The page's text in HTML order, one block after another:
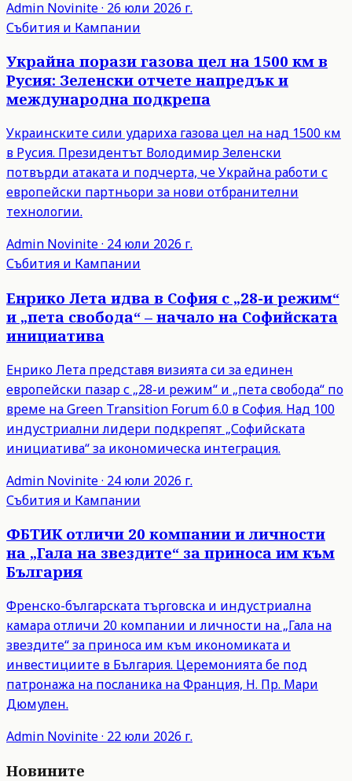
Admin Novinite· 26 юли 2026 г.
Събития и Кампании
Украйна порази газова цел на 1500 км в
Русия: Зеленски отчете напредък и
международна подкрепа
Украинските сили удариха газова цел на над 1500 км
в Русия. Президентът Володимир Зеленски
потвърди атаката и подчерта, че Украйна работи с
европейски партньори за нови отбранителни
технологии.
Admin Novinite· 24 юли 2026 г.
Събития и Кампании
Енрико Лета идва в София с „28-и режим“
и „пета свобода“ – начало на Софийската
инициатива
Енрико Лета представя визията си за единен
европейски пазар с „28-и режим“ и „пета свобода“ по
време на Green Transition Forum 6.0 в София. Над 100
индустриални лидери подкрепят „Софийската
инициатива“ за икономическа интеграция.
Admin Novinite· 24 юли 2026 г.
Събития и Кампании
ФБТИК отличи 20 компании и личности
на „Гала на звездите“ за приноса им към
България
Френско-българската търговска и индустриална
камара отличи 20 компании и личности на „Гала на
звездите“ за приноса им към икономиката и
инвестициите в България. Церемонията бе под
патронажа на посланика на Франция, Н. Пр. Мари
Дюмулен.
Admin Novinite· 22 юли 2026 г.
Новините